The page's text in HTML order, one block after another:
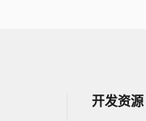
开发资源